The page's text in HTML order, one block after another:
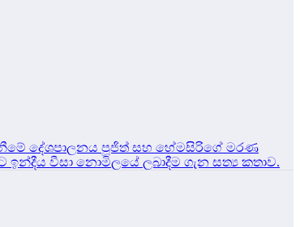
දේශපාලනය පූජිත් සහ හේමසිරිගේ මරණ
ඉන්දීය වීසා නොමිලයේ ලබාදීම ගැන සත්‍ය කතාව.